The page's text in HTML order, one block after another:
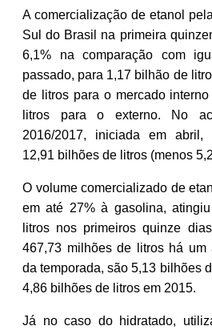
A comercialização de etanol
Sul do Brasil na primeira
6,1% na comparação com
passado, para 1,17 bilhão de
de litros para o mercado
litros para o externo. No
2016/2017, iniciada em abril,
12,91 bilhões de litros (menos
O volume comercializado de
em até 27% à gasolina,
litros nos primeiros quinze
467,73 milhões de litros há um
da temporada, são 5,13 bilhões
4,86 bilhões de litros em 2015.
Já no caso do hidratado,